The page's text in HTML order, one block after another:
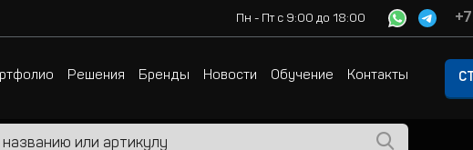
Пн - Пт с 9:00 до 18:00
Решения Бренды Новости Обучение Контакты